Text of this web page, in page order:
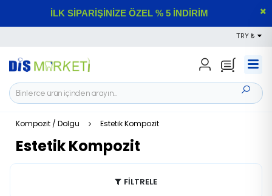
İLK SİPARİŞİNİZE ÖZEL % 5 İNDİRİM
TRY ₺
Kompozit / Dolgu Estetik Kompozit
Estetik Kompozit
FİLTRELE